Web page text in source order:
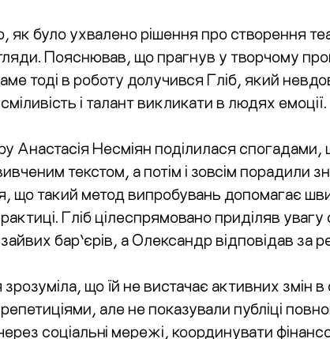
як було ухвалено рішення про створення
Пояснював, що прагнув у творчому
тоді в роботу долучився Гліб, який
і талант викликати в людях емоції.
Анастасія Несміян поділилася
текстом, а потім і зовсім порадили
що такий метод випробувань допомагає
Гліб цілеспрямовано приділяв
бар’єрів, а Олександр відповідав за
що їй не вистачає активних змін в
але не показували публіці
соціальні мережі, координувати